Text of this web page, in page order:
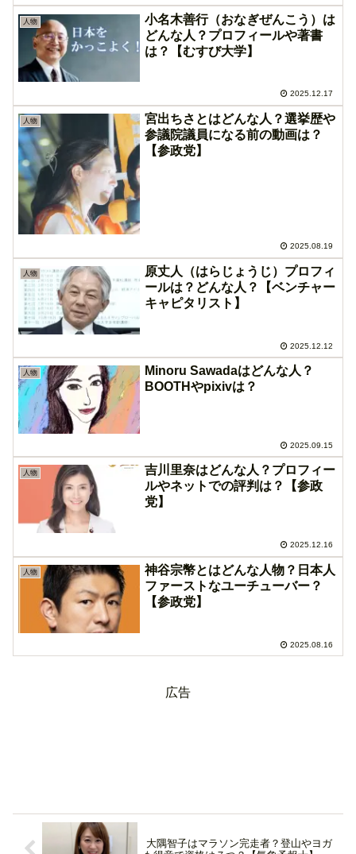
人物
小名木善行（おなぎぜんこう）は
どんな人？プロフィールや著書
は？【むすび大学】
2025.12.17
人物
宮出ちさとはどんな人？選挙歴や
参議院議員になる前の動画は？
【参政党】
2025.08.19
人物
原丈人（はらじょうじ）プロフィ
ールは？どんな人？【ベンチャー
キャピタリスト】
2025.12.12
人物
Minoru Sawadaはどんな人？
BOOTHやpixivは？
2025.09.15
人物
吉川里奈はどんな人？プロフィー
ルやネットでの評判は？【参政
党】
2025.12.16
人物
神谷宗幣とはどんな人物？日本人
ファーストなユーチューバー？
【参政党】
2025.08.16
広告
大隅智子はマラソン完走者？登山やヨガ